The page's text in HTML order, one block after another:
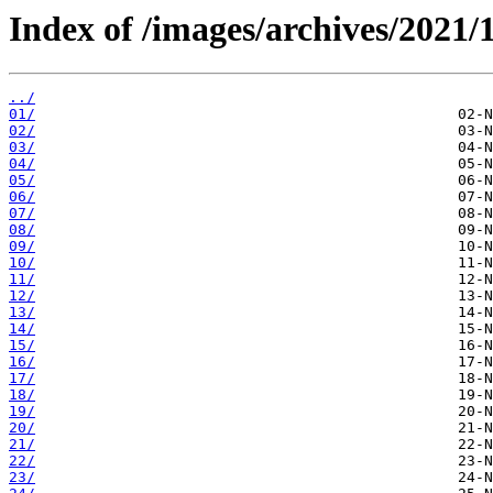
Index of /images/archives/2021/
../
01/
02/
03/
04/
05/
06/
07/
08/
09/
10/
11/
12/
13/
14/
15/
16/
17/
18/
19/
20/
21/
22/
23/